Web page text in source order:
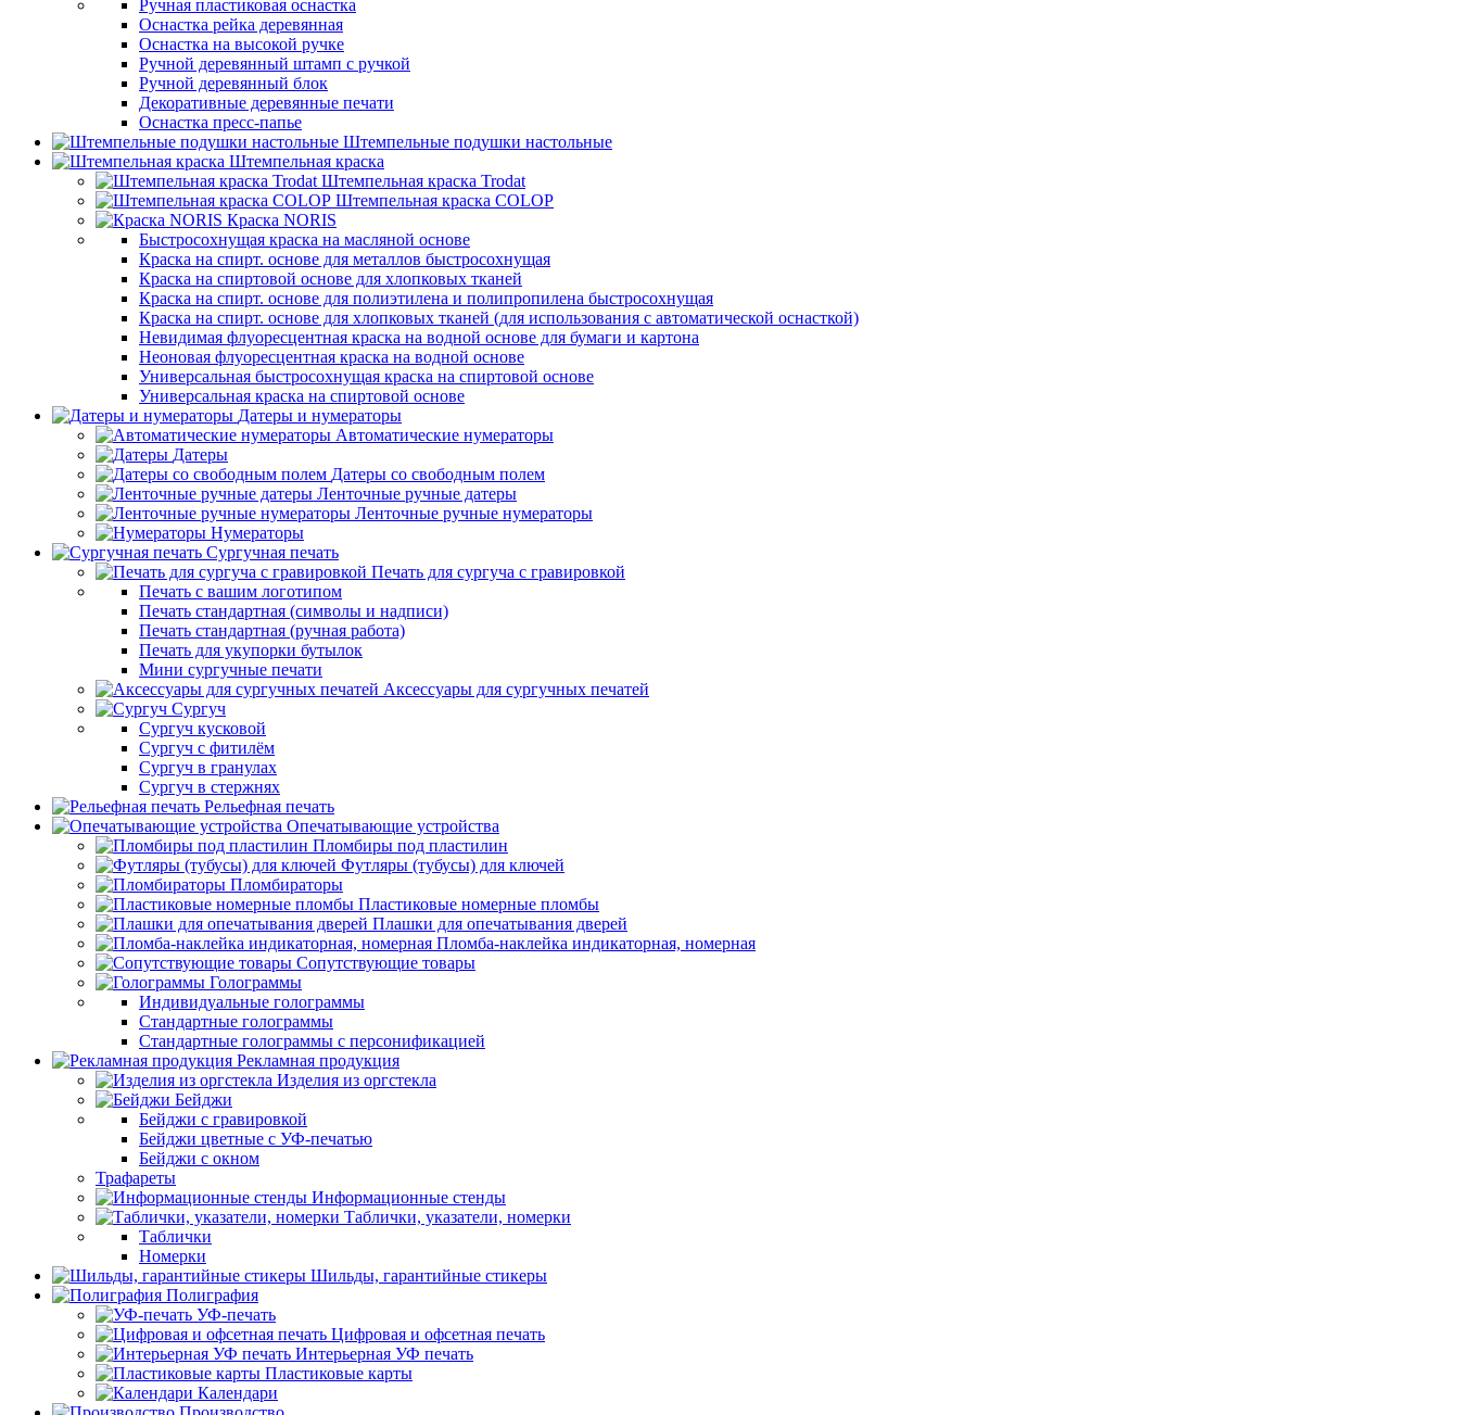
Ручная пластиковая оснастка
Оснастка рейка деревянная
Оснастка на высокой ручке
Ручной деревянный штамп с ручкой
Ручной деревянный блок
Декоративные деревянные печати
Оснастка пресс-папье
Штемпельные подушки настольные
Штемпельная краска
Штемпельная краска Trodat
Штемпельная краска COLOP
Краска NORIS
Быстросохнущая краска на масляной основе
Краска на спирт. основе для металлов быстросохнущая
Краска на спиртовой основе для хлопковых тканей
Краска на спирт. основе для полиэтилена и полипропилена быстросохнущая
Краска на спирт. основе для хлопковых тканей (для использования с автоматической оснасткой)
Невидимая флуоресцентная краска на водной основе для бумаги и картона
Неоновая флуоресцентная краска на водной основе
Универсальная быстросохнущая краска на спиртовой основе
Универсальная краска на спиртовой основе
Датеры и нумераторы
Автоматические нумераторы
Датеры
Датеры со свободным полем
Ленточные ручные датеры
Ленточные ручные нумераторы
Нумераторы
Сургучная печать
Печать для сургуча с гравировкой
Печать с вашим логотипом
Печать стандартная (символы и надписи)
Печать стандартная (ручная работа)
Печать для укупорки бутылок
Мини сургучные печати
Аксессуары для сургучных печатей
Сургуч
Сургуч кусковой
Сургуч с фитилём
Сургуч в гранулах
Сургуч в стержнях
Рельефная печать
Опечатывающие устройства
Пломбиры под пластилин
Футляры (тубусы) для ключей
Пломбираторы
Пластиковые номерные пломбы
Плашки для опечатывания дверей
Пломба-наклейка индикаторная, номерная
Сопутствующие товары
Голограммы
Индивидуальные голограммы
Стандартные голограммы
Стандартные голограммы с персонификацией
Рекламная продукция
Изделия из оргстекла
Бейджи
Бейджи с гравировкой
Бейджи цветные с УФ-печатью
Бейджи с окном
Трафареты
Информационные стенды
Таблички, указатели, номерки
Таблички
Номерки
Шильды, гарантийные стикеры
Полиграфия
УФ-печать
Цифровая и офсетная печать
Интерьерная УФ печать
Пластиковые карты
Календари